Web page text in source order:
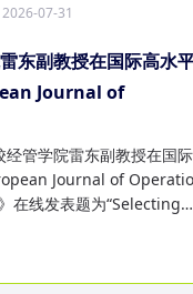
2026-07-31
东副教授在国际高水
Journal of
经管学院雷东副教授在国
Journal of
在线发表题为“Selecting